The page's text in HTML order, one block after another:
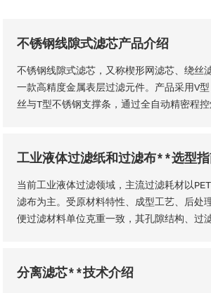
不锈钢线隙式滤芯产品介绍
不锈钢线隙式滤芯，又称楔形网滤芯、绕丝
一款高精度金属表层过滤元件。产品采用V
丝与T型不锈钢支撑条，通过全自动精密程
异型滤芯等多种结构，且支持滤缝规格、丝
润、过滤精度稳定、机械强度高、经久耐用
工业液体过滤纸和过滤布**选型
当前工业液体过滤领域，主流过滤耗材以
滤布为主。受原材料特性、成型工艺、后处
便过滤材料单位克重一致，其孔隙结构、过
况，依托**技术维度精准选型，具体选型标
分离滤芯**技术介绍